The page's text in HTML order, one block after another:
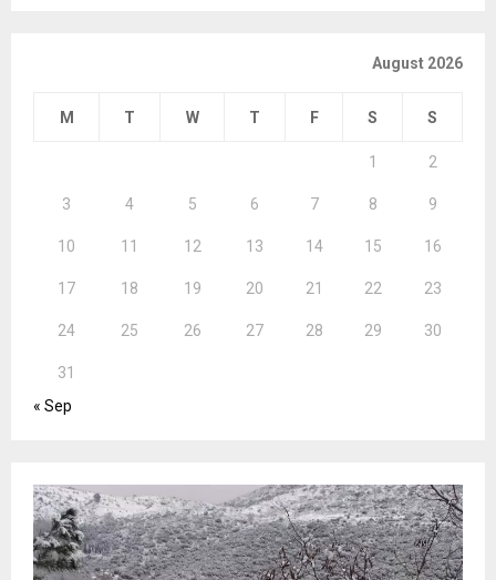
August 2026
M T W T F S S
1 2
3 4 5 6 7 8 9
10 11 12 13 14 15 16
17 18 19 20 21 22 23
24 25 26 27 28 29 30
31
« Sep